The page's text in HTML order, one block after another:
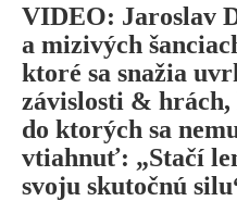
VIDEO: Jaroslav
a mizivých
ktoré sa snažia
závislosti &
do ktorých sa
vtiahnuť: „Stačí
svoju skutočnú